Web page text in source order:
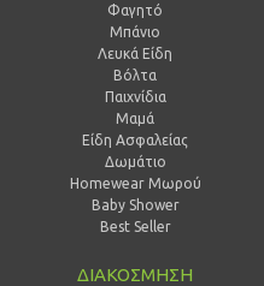
Φαγητό
Μπάνιο
Λευκά Είδη
Βόλτα
Παιχνίδια
Μαμά
Είδη Ασφαλείας
Δωμάτιο
Homewear Μωρού
Baby Shower
Best Seller
ΔΙΑΚΟΣΜΗΣΗ